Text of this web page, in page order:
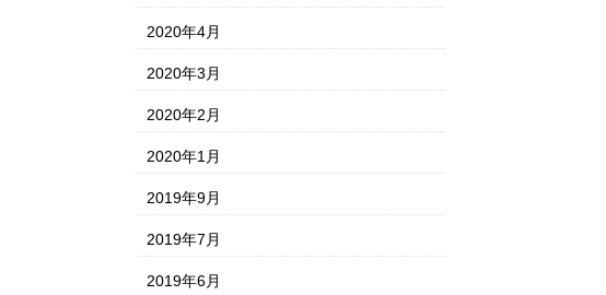
2020年4月
2020年3月
2020年2月
2020年1月
2019年9月
2019年7月
2019年6月